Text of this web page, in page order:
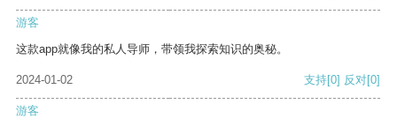
游客
这款app就像我的私人导师，带领我探索知识的奥秘。
2024-01-02 支持[0] 反对[0]
游客